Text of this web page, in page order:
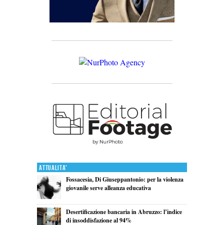
Attualita'
Fossacesia, Di Giuseppantonio: per la violenza
giovanile serve alleanza educativa
Desertificazione bancaria in Abruzzo: l’indice
di insoddisfazione al 94%